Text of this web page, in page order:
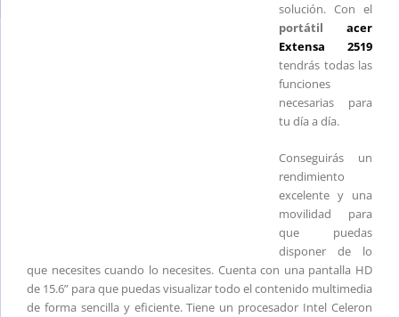
solución. Con el
portátil acer
Extensa 2519
tendrás todas las
funciones
necesarias para
tu día a día.
Conseguirás un
rendimiento
excelente y una
movilidad para
que puedas
disponer de lo
que necesites cuando lo necesites. Cuenta con una pantalla HD
de 15.6” para que puedas visualizar todo el contenido multimedia
de forma sencilla y eficiente. Tiene un procesador Intel Celeron